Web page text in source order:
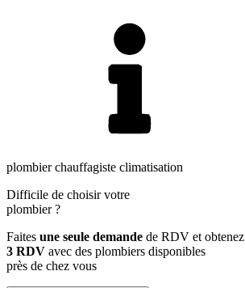
plombier chauffagiste climatisation
Difficile de choisir votre
plombier?
Faites une seule demande de RDV et obtenez
3 RDV avec des plombiers disponibles
près de chez vous